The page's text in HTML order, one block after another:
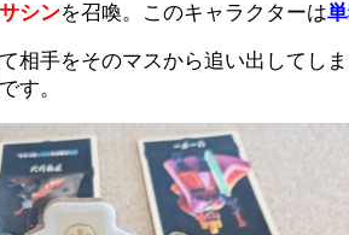
シンを召喚。このキャラクターは
相手をそのマスから追い出してしま
す。